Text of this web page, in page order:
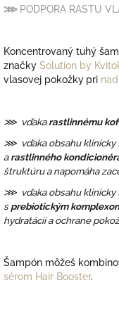
⋙ PODPORA RASTU
Koncentrovaný tuhý
značky Solution by
vlasovej pokožky pri
⋙ vďakarastlinnému
⋙ vďaka obsahu klinicky
arastlinného
štruktúru a napomáha
⋙ vďaka obsahu klinicky
sprebiotickým
hydratácii a ochrane
Šampón môžeš
sérom Hair Booster.